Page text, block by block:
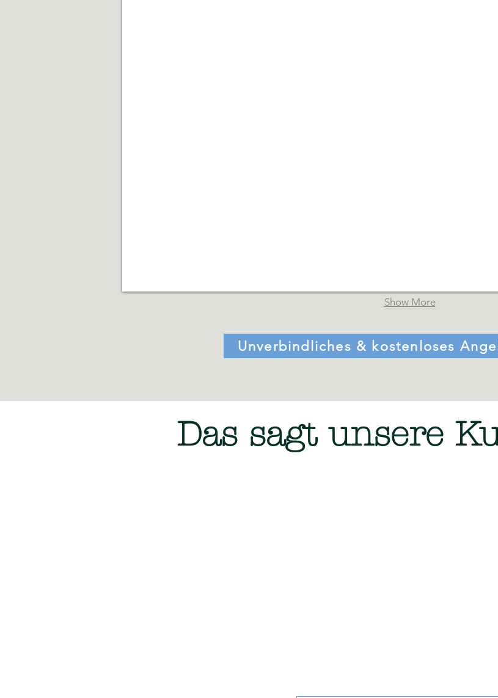
Show More
Unverbindliches & kostenloses
Das sagt unsere